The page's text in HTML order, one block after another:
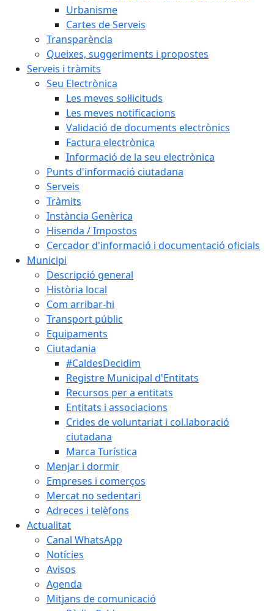
Urbanisme
Cartes de Serveis
Transparència
Queixes, suggeriments i propostes
Serveis i tràmits
Seu Electrònica
Les meves sol·licituds
Les meves notificacions
Validació de documents electrònics
Factura electrònica
Informació de la seu electrònica
Punts d'informació ciutadana
Serveis
Tràmits
Instància Genèrica
Hisenda / Impostos
Cercador d'informació i documentació oficials
Municipi
Descripció general
Història local
Com arribar-hi
Transport públic
Equipaments
Ciutadania
#CaldesDecidim
Registre Municipal d'Entitats
Recursos per a entitats
Entitats i associacions
Crides de voluntariat i col.laboració
ciutadana
Marca Turística
Menjar i dormir
Empreses i comerços
Mercat no sedentari
Adreces i telèfons
Actualitat
Canal WhatsApp
Notícies
Avisos
Agenda
Mitjans de comunicació